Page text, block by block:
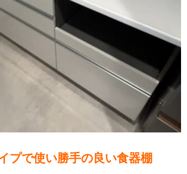
プで使い勝手の良い食器棚